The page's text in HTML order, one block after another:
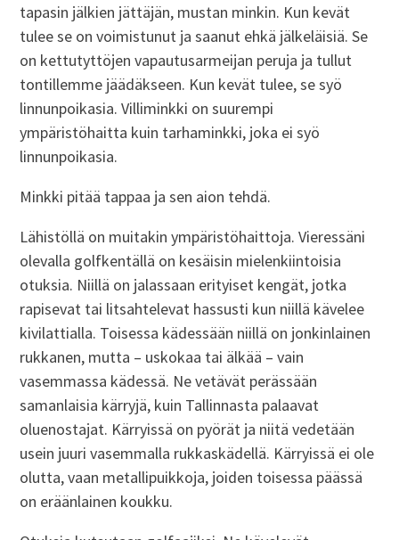
tapasin jälkien jättäjän, mustan minkin. Kun kevät
tulee se on voimistunut ja saanut ehkä jälkeläisiä. Se
on kettutyttöjen vapautusarmeijan peruja ja tullut
tontillemme jäädäkseen. Kun kevät tulee, se syö
linnunpoikasia. Villiminkki on suurempi
ympäristöhaitta kuin tarhaminkki, joka ei syö
linnunpoikasia.
Minkki pitää tappaa ja sen aion tehdä.
Lähistöllä on muitakin ympäristöhaittoja. Vieressäni
olevalla golfkentällä on kesäisin mielenkiintoisia
otuksia. Niillä on jalassaan erityiset kengät, jotka
rapisevat tai litsahtelevat hassusti kun niillä kävelee
kivilattialla. Toisessa kädessään niillä on jonkinlainen
rukkanen, mutta – uskokaa tai älkää – vain
vasemmassa kädessä. Ne vetävät perässään
samanlaisia kärryjä, kuin Tallinnasta palaavat
oluenostajat. Kärryissä on pyörät ja niitä vedetään
usein juuri vasemmalla rukkaskädellä. Kärryissä ei ole
olutta, vaan metallipuikkoja, joiden toisessa päässä
on eräänlainen koukku.